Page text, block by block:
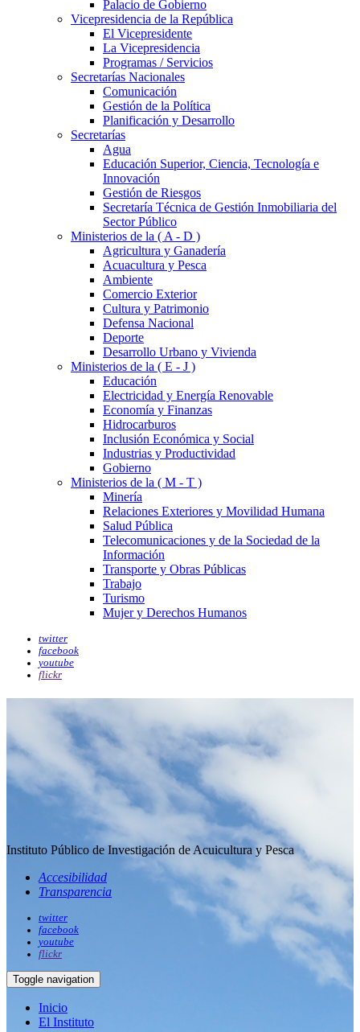
Palacio de Gobierno
Vicepresidencia de la República
El Vicepresidente
La Vicepresidencia
Programas / Servicios
Secretarías Nacionales
Comunicación
Gestión de la Política
Planificación y Desarrollo
Secretarías
Agua
Educación Superior, Ciencia, Tecnología e
Innovación
Gestión de Riesgos
Secretaría Técnica de Gestión Inmobiliaria del
Sector Público
Ministerios de la ( A - D )
Agricultura y Ganadería
Acuacultura y Pesca
Ambiente
Comercio Exterior
Cultura y Patrimonio
Defensa Nacional
Deporte
Desarrollo Urbano y Vivienda
Ministerios de la ( E - J )
Educación
Electricidad y Energía Renovable
Economía y Finanzas
Hidrocarburos
Inclusión Económica y Social
Industrias y Productividad
Gobierno
Ministerios de la ( M - T )
Minería
Relaciones Exteriores y Movilidad Humana
Salud Pública
Telecomunicaciones y de la Sociedad de la
Información
Transporte y Obras Públicas
Trabajo
Turismo
Mujer y Derechos Humanos
twitter
facebook
youtube
flickr
Instituto Público de Investigación de Acuicultura y Pesca
Accesibilidad
Transparencia
twitter
facebook
youtube
flickr
Toggle navigation
Inicio
El Instituto